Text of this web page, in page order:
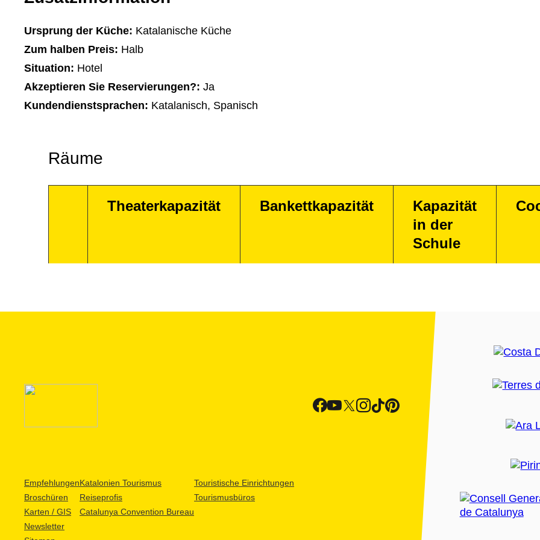
Ursprung der Küche: Katalanische Küche
Zum halben Preis: Halb
Situation: Hotel
Akzeptieren Sie Reservierungen?: Ja
Kundendienstsprachen: Katalanisch, Spanisch
Räume
Theaterkapazität Bankettkapazität
Kapazität
in der
Schule
Empfehlungen
Broschüren
Karten / GIS
Newsletter
Katalonien Tourismus
Reiseprofis
Catalunya Convention Bureau
Touristische Einrichtungen
Tourismusbüros